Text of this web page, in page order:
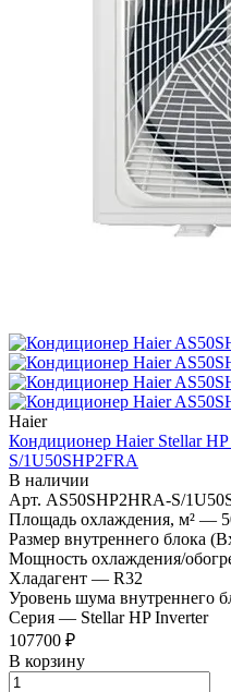
Haier
Кондиционер Haier Stellar
S/1U50SHP2FRA
В наличии
Арт. AS50SHP2HRA-S/
Площадь охлаждения, м² —
Размер внутреннего блока
Мощность охлаждения/
Хладагент — R32
Уровень шума внутреннего
Серия — Stellar HP Inverter
107700 ₽
В корзину